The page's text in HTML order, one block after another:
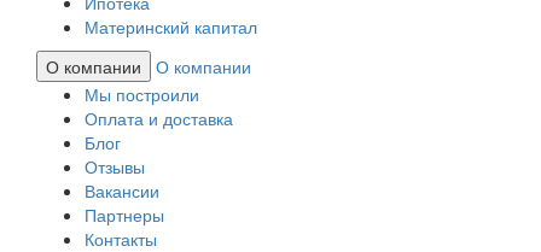
Материнский капитал
О компании
О компании
Мы построили
Оплата и доставка
Блог
Отзывы
Вакансии
Партнеры
Контакты